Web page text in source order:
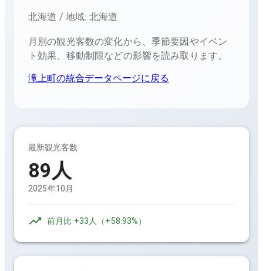
北海道 / 地域: 北海道
月別の観光客数の変化から、季節要因やイベン
ト効果、移動制限などの影響を読み取ります。
滝上町の統合データページに戻る
最新観光客数
89人
2025年10月
前月比 +33人 （+58.93%）